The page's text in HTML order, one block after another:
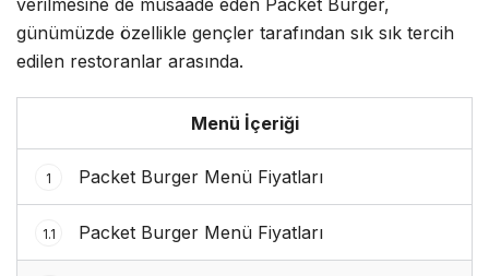
verilmesine de müsaade eden Packet Burger,
günümüzde özellikle gençler tarafından sık sık tercih
edilen restoranlar arasında.
Menü İçeriği
1 Packet Burger Menü Fiyatları
1.1 Packet Burger Menü Fiyatları